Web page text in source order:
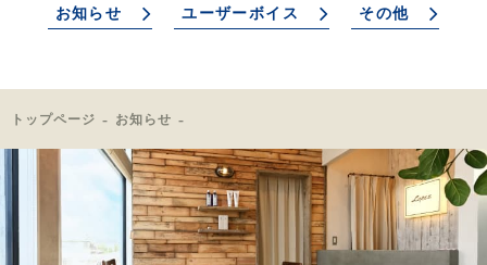
お知らせ ユーザーボイス その他
トップページ お知らせ